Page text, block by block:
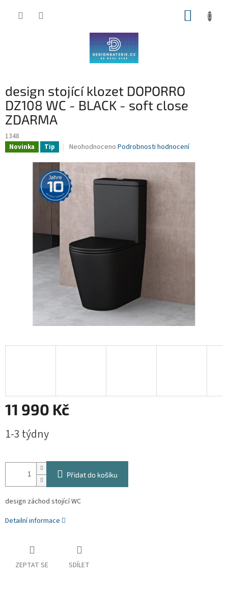
design stojící klozet DOPORRO
DZ108 WC - BLACK - soft close
ZDARMA
1348
Novinka Tip
Průměrné
produktu
je
0,0
z
hvězdiček.
Neohodnoceno Podrobnosti hodnocení
11 990 Kč
cena:
1-3 týdny
Přidat do košíku
design záchod stojící WC
Detailní informace
ZEPTAT SE SDÍLET